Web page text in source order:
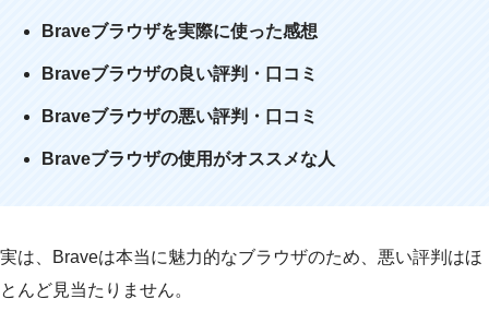
Braveブラウザを実際に使った感想
Braveブラウザの良い評判・口コミ
Braveブラウザの悪い評判・口コミ
Braveブラウザの使用がオススメな人
実は、Braveは本当に魅力的なブラウザのため、悪い評判はほ
とんど見当たりません。